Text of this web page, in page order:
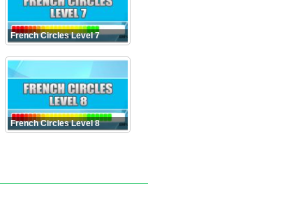
French Circles Level 7
French Circles Level 8